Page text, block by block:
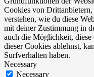
Cookies von
verstehen, wie du diese
mit deiner Zustimmung in
auch die Möglichkeit,
dieser Cookies ablehnst,
Surfverhalten haben.
Necessary
Necessary